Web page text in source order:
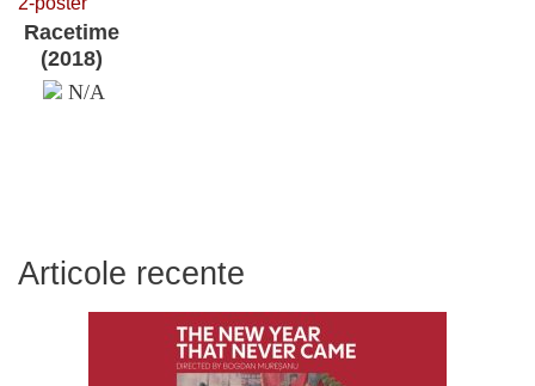
Racetime
(2018)
N/A
Articole recente